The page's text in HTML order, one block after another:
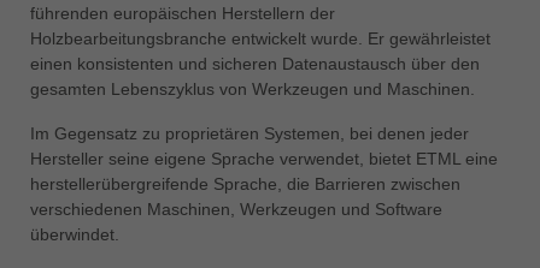
führenden europäischen Herstellern der
Holzbearbeitungsbranche entwickelt wurde. Er gewährleistet
einen konsistenten und sicheren Datenaustausch über den
gesamten Lebenszyklus von Werkzeugen und Maschinen.
Im Gegensatz zu proprietären Systemen, bei denen jeder
Hersteller seine eigene Sprache verwendet, bietet ETML eine
herstellerübergreifende Sprache, die Barrieren zwischen
verschiedenen Maschinen, Werkzeugen und Software
überwindet.